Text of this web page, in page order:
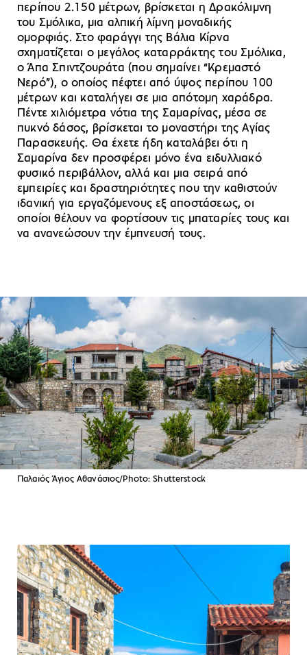
περίπου 2.150 μέτρων, βρίσκεται η Δρακόλιμνη
του Σμόλικα, μια αλπική λίμνη μοναδικής
ομορφιάς. Στο φαράγγι της Βάλια Κίρνα
σχηματίζεται ο μεγάλος καταρράκτης του Σμόλικα,
ο Άπα Σπιντζουράτα (που σημαίνει “Κρεμαστό
Νερό”), ο οποίος πέφτει από ύψος περίπου 100
μέτρων και καταλήγει σε μια απότομη χαράδρα.
Πέντε χιλιόμετρα νότια της Σαμαρίνας, μέσα σε
πυκνό δάσος, βρίσκεται το μοναστήρι της Αγίας
Παρασκευής. Θα έχετε ήδη καταλάβει ότι η
Σαμαρίνα δεν προσφέρει μόνο ένα ειδυλλιακό
φυσικό περιβάλλον, αλλά και μια σειρά από
εμπειρίες και δραστηριότητες που την καθιστούν
ιδανική για εργαζόμενους εξ αποστάσεως, οι
οποίοι θέλουν να φορτίσουν τις μπαταρίες τους και
να ανανεώσουν την έμπνευσή τους.
Παλαιός Άγιος Αθανάσιος/Photo: Shutterstock